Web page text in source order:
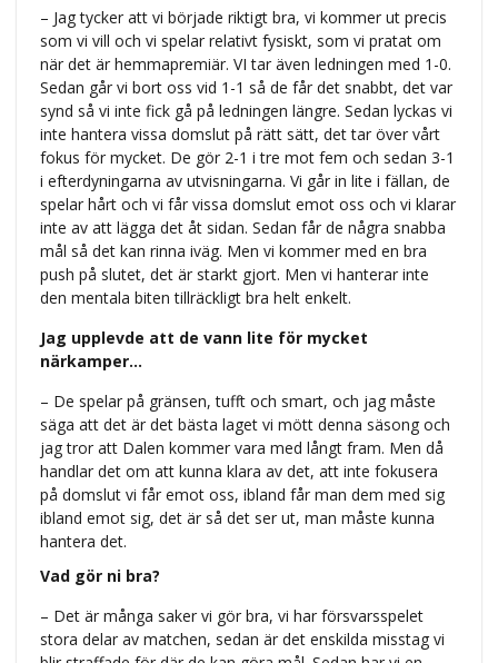
– Jag tycker att vi började riktigt bra, vi kommer ut precis
som vi vill och vi spelar relativt fysiskt, som vi pratat om
när det är hemmapremiär. VI tar även ledningen med 1-0.
Sedan går vi bort oss vid 1-1 så de får det snabbt, det var
synd så vi inte fick gå på ledningen längre. Sedan lyckas vi
inte hantera vissa domslut på rätt sätt, det tar över vårt
fokus för mycket. De gör 2-1 i tre mot fem och sedan 3-1
i efterdyningarna av utvisningarna. Vi går in lite i fällan, de
spelar hårt och vi får vissa domslut emot oss och vi klarar
inte av att lägga det åt sidan. Sedan får de några snabba
mål så det kan rinna iväg. Men vi kommer med en bra
push på slutet, det är starkt gjort. Men vi hanterar inte
den mentala biten tillräckligt bra helt enkelt.
Jag upplevde att de vann lite för mycket
närkamper…
– De spelar på gränsen, tufft och smart, och jag måste
säga att det är det bästa laget vi mött denna säsong och
jag tror att Dalen kommer vara med långt fram. Men då
handlar det om att kunna klara av det, att inte fokusera
på domslut vi får emot oss, ibland får man dem med sig
ibland emot sig, det är så det ser ut, man måste kunna
hantera det.
Vad gör ni bra?
– Det är många saker vi gör bra, vi har försvarsspelet
stora delar av matchen, sedan är det enskilda misstag vi